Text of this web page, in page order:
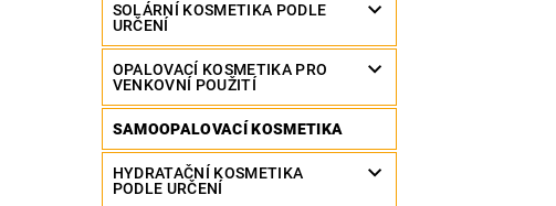
SOLÁRNÍ KOSMETIKA PODLE
URČENÍ
OPALOVACÍ KOSMETIKA PRO
VENKOVNÍ POUŽITÍ
SAMOOPALOVACÍ KOSMETIKA
HYDRATAČNÍ KOSMETIKA
PODLE URČENÍ